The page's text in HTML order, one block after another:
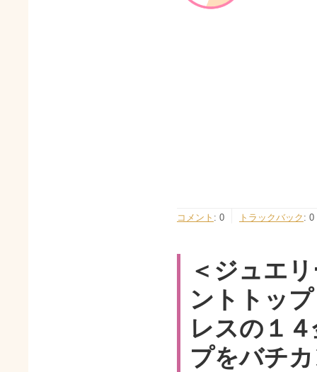
コメント : 0 トラックバック : 0
＜ジュエ
ントトッ
レスの１
プをバチ